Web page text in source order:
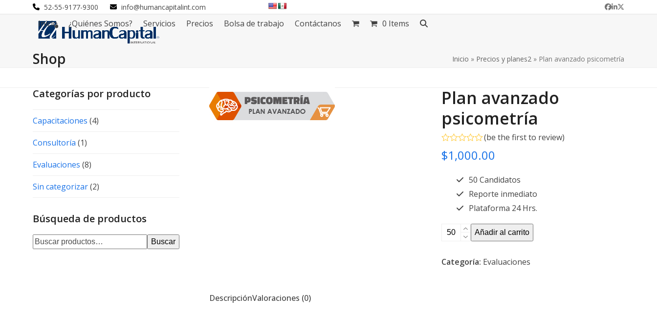
52-55-9177-9300 info@humancapitalint.com Facebook
LinkedIn
Twitter
Inicio ¿Quiénes Somos? Servicios Precios Bolsa de trabajo Contáctanos 0 Items
Shop Inicio » Precios y planes2» Plan avanzado psicometría
Plan avanzado
psicometría
Valorado
en
(be the first to review)
$1,000.00
50 Candidatos
Reporte inmediato
Plataforma 24 Hrs.
Plan
avanzado
cantidad
Añadir al carrito
Categoría: Evaluaciones
DescripciónValoraciones (0)
Categorías por producto
Capacitaciones (4)
Consultoría (1)
Evaluaciones (8)
Sin categorizar(2)
Búsqueda de productos
Buscar